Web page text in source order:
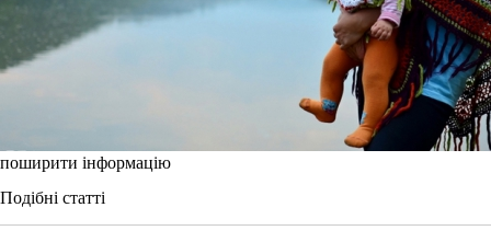
поширити інформацію
Подібні статті